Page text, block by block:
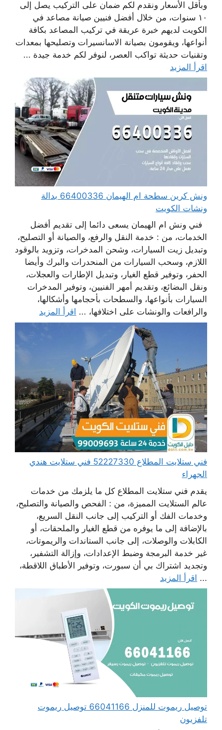
وبأقل الأسعار ونقدم لكم ضمان على التركيب يصل إلى
١٠ سنوات، من خلال أفضل فنيين صيانة مصاعد في
الكويت لديهم خبرة عريقة في تركيب المصاعد بكافة
أنواعها، ويقومون بصيانة الاسانسيرات وتصليحها بمعدات
وتقنيات حديثة تواكب العصر، لنوفر لكم خدمة جيدة ...
اقرأ المزيد
ونش كرين سطحة ام الهيمان 66400336 بدالة
ونشات الكويت
فني ونش ام الهيمان يسعى دائما إلى تقديم أفضل
الخدمات، من : خدمة النقل والرفع، والصيانة أو التصليح،
وتبديل زيت السيارات، وشحن المدخرات، وتزويد بالوقود
اللازم، وسحب السيارات من المنحدرات والبرك وأيضا
الحفر، وتوفير قطع الغيار، وتبديل الإطارات والعجلات،
ونقل البضائع، وتقديم أمهر الفنيين، وتوفير المدخرات
السيارات بأنواعها، والسطحات بأحجامها وأشكالها،
والرافعات والونشات على اختلافها، ... اقرأ المزيد
فني ستلايت المطلاع 52227330 فني ستلايت هندي
الجهراء
يقدم فني ستلايت المطلاع كل ما يلزمك من خدمات
عالم الستلايت المميزة، من : الفحص والصيانة والتصليح،
وخدمات الفك أو التركيب إلى جانب النقل السريع،
بالإضافة إلى ما يوفره من قطع الغيار والملحقات، أو
الكابلات والوصلات، إلى جانب الستاندات والريموتات،
غير خدمة البرمجة وضبط الإعدادات، وإزالة التشفير،
وتجديد اشتراك بي أن سبورت، وتوفير الأطباق اللاقطة،
... اقرأ المزيد
توصيل ريموت للمنزل 66041166 توصيل ريموت
تلفزيون